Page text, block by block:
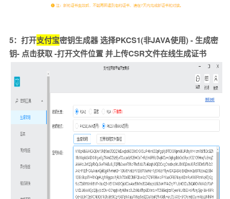
5：打开支付宝密钥生成器 选择PKCS1(非JAVA使用) - 生成密
钥- 点击获取 -打开文件位置 并上传CSR文件在线生成证书